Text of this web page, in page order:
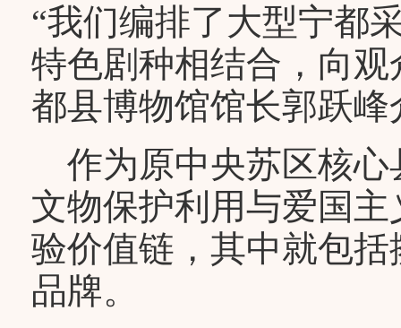
“我们编排了大型宁都
特色剧种相结合，向
都县博物馆馆长郭跃峰
作为原中央苏区核心
文物保护利用与爱国
验价值链，其中就包括
品牌。